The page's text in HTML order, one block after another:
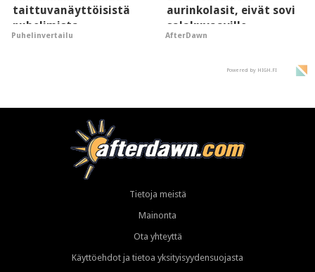
taittuvanäyttöisistä
puhelimista
supersuosittuja
Puhelinvertailu
aurinkolasit, eivät sovi
salakuvaaville
hyypiöille
AfterDawn
Powered by HIGH.FI
Tietoja meistä
Mainonta
Ota yhteyttä
Käyttöehdot ja tietoa yksityisyydensuojasta